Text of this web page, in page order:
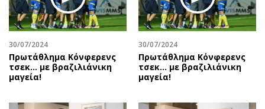
30/07/2024
Πρωτάθλημα Κόνφερενς
τσεκ… με βραζιλιάνικη
μαγεία!
30/07/2024
Πρωτάθλημα Κόνφερενς
τσεκ… με βραζιλιάνικη
μαγεία!